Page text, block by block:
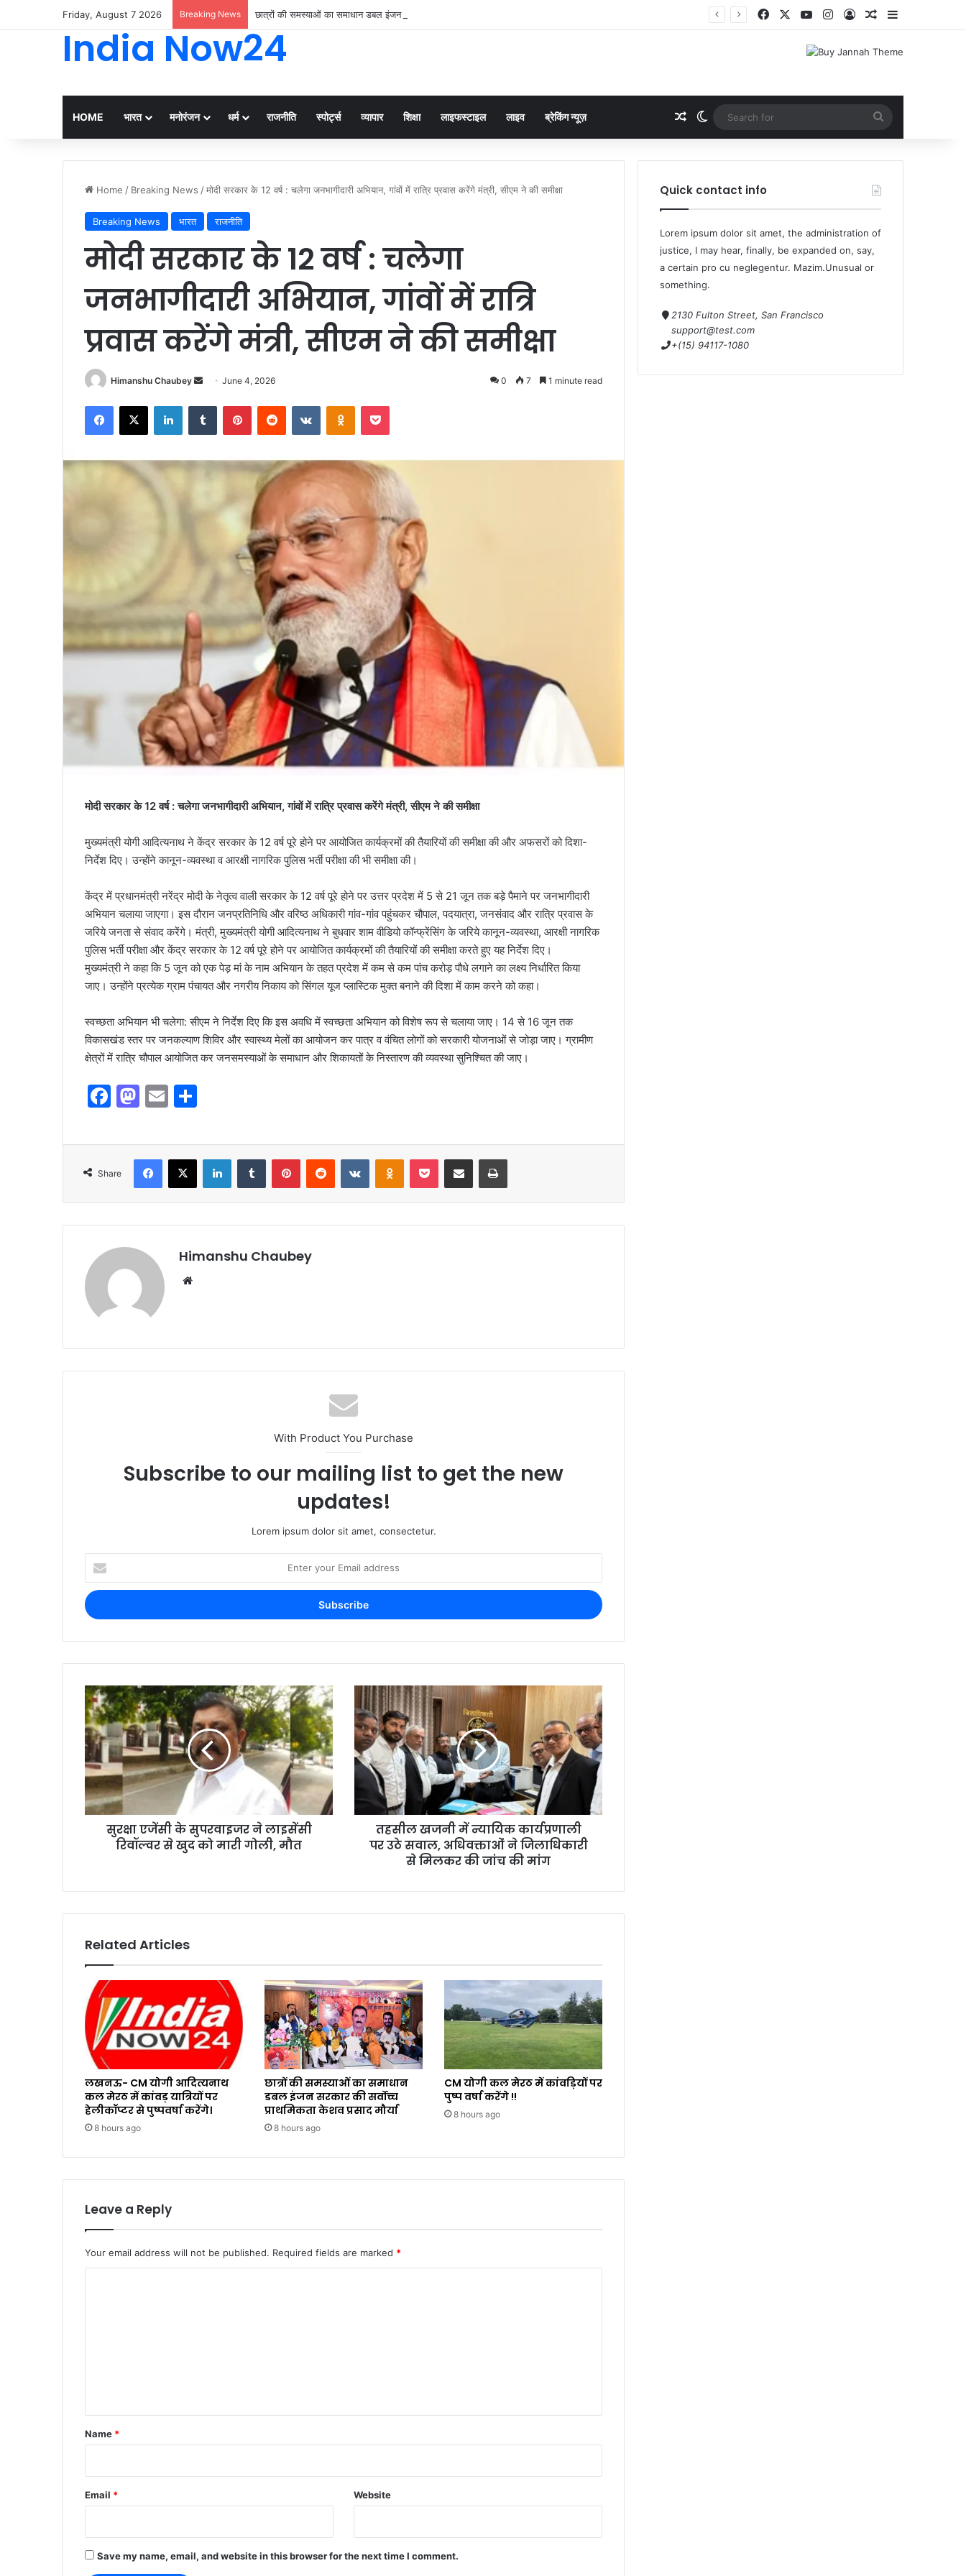
Friday, August 7 2026 Breaking News छात्रों की समस्याओं का समाधान डबल इंजन सरकार की सर्वोच्च प्राथमिकता केशव प्रसाद मौर्या
India Now24
HOME भारत मनोरंजन धर्म राजनीति स्पोर्ट्स व्यापार शिक्षा लाइफस्टाइल लाइव ब्रेकिंग न्यूज़
Home / Breaking News /मोदी सरकार के 12 वर्ष : चलेगा जनभागीदारी अभियान, गांवों में रात्रि प्रवास करेंगे मंत्री, सीएम ने की समीक्षा
Breaking News भारत राजनीति
मोदी सरकार के 12 वर्ष : चलेगा
जनभागीदारी अभियान, गांवों में रात्रि
प्रवास करेंगे मंत्री, सीएम ने की समीक्षा
Himanshu Chaubey June 4, 2026 0 7 1 minute read
मोदी सरकार के 12 वर्ष : चलेगा जनभागीदारी अभियान, गांवों में रात्रि प्रवास करेंगे मंत्री, सीएम ने की समीक्षा
मुख्यमंत्री योगी आदित्यनाथ ने केंद्र सरकार के 12 वर्ष पूरे होने पर आयोजित कार्यक्रमों की तैयारियों की समीक्षा की और अफसरों को दिशा-
निर्देश दिए। उन्होंने कानून-व्यवस्था व आरक्षी नागरिक पुलिस भर्ती परीक्षा की भी समीक्षा की।
केंद्र में प्रधानमंत्री नरेंद्र मोदी के नेतृत्व वाली सरकार के 12 वर्ष पूरे होने पर उत्तर प्रदेश में 5 से 21 जून तक बड़े पैमाने पर जनभागीदारी
अभियान चलाया जाएगा। इस दौरान जनप्रतिनिधि और वरिष्ठ अधिकारी गांव-गांव पहुंचकर चौपाल, पदयात्रा, जनसंवाद और रात्रि प्रवास के
जरिये जनता से संवाद करेंगे। मंत्री, मुख्यमंत्री योगी आदित्यनाथ ने बुधवार शाम वीडियो कॉन्फ्रेंसिंग के जरिये कानून-व्यवस्था, आरक्षी नागरिक
पुलिस भर्ती परीक्षा और केंद्र सरकार के 12 वर्ष पूरे होने पर आयोजित कार्यक्रमों की तैयारियों की समीक्षा करते हुए यह निर्देश दिए।
मुख्यमंत्री ने कहा कि 5 जून को एक पेड़ मां के नाम अभियान के तहत प्रदेश में कम से कम पांच करोड़ पौधे लगाने का लक्ष्य निर्धारित किया
जाए। उन्होंने प्रत्येक ग्राम पंचायत और नगरीय निकाय को सिंगल यूज प्लास्टिक मुक्त बनाने की दिशा में काम करने को कहा।
स्वच्छता अभियान भी चलेगा: सीएम ने निर्देश दिए कि इस अवधि में स्वच्छता अभियान को विशेष रूप से चलाया जाए। 14 से 16 जून तक
विकासखंड स्तर पर जनकल्याण शिविर और स्वास्थ्य मेलों का आयोजन कर पात्र व वंचित लोगों को सरकारी योजनाओं से जोड़ा जाए। ग्रामीण
क्षेत्रों में रात्रि चौपाल आयोजित कर जनसमस्याओं के समाधान और शिकायतों के निस्तारण की व्यवस्था सुनिश्चित की जाए।
F
c
e
o
o
k
M
st
o
d
o
n
E
ai
l
ar
e
Share
Himanshu Chaubey
With Product You Purchase
Subscribe to our mailing list to get the new
updates!
Lorem ipsum dolor sit amet, consectetur.
सुरक्षा एजेंसी के सुपरवाइजर ने लाइसेंसी
रिवॉल्वर से खुद को मारी गोली, मौत
तहसील खजनी में न्यायिक कार्यप्रणाली
पर उठे सवाल, अधिवक्ताओं ने जिलाधिकारी
से मिलकर की जांच की मांग
Related Articles
लखनऊ- CM योगी आदित्यनाथ
कल मेरठ में कांवड़ यात्रियों पर
हेलीकॉप्टर से पुष्पवर्षा करेंगे।
8 hours ago
छात्रों की समस्याओं का समाधान
डबल इंजन सरकार की सर्वोच्च
प्राथमिकता केशव प्रसाद मौर्या
8 hours ago
CM योगी कल मेरठ में कांवड़ियों पर
पुष्प वर्षा करेंगे !!
8 hours ago
Leave a Reply
Your email address will not be published. Required fields are marked *
*
Name *
Email * Website
Save my name, email, and website in this browser for the next time I comment.
Quick contact info
Lorem ipsum dolor sit amet, the administration of
justice, I may hear, finally, be expanded on, say,
a certain pro cu neglegentur. Mazim.Unusual or
something.
2130 Fulton Street, San Francisco
support@test.com
+(15) 94117-1080